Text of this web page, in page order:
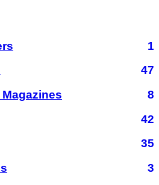
1
47
8
42
35
3